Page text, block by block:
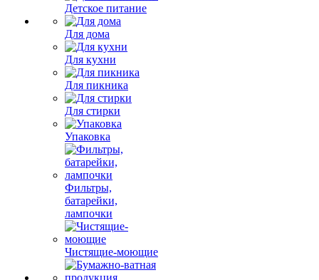
Детское питание
Для дома
Для кухни
Для пикника
Для стирки
Упаковка
Фильтры,
батарейки,
лампочки
Чистящие-моющие